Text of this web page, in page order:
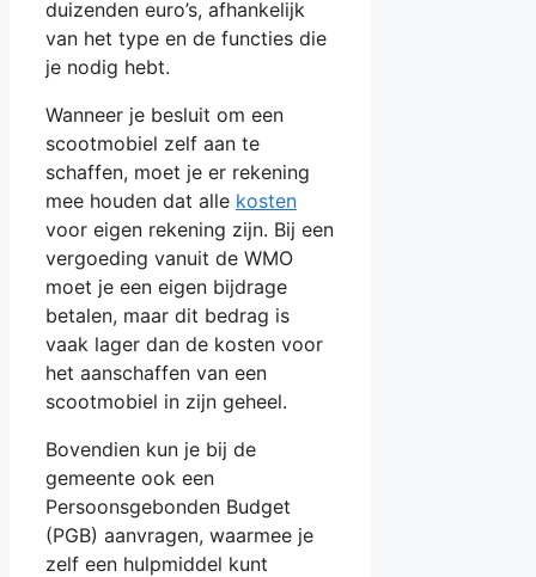
duizenden euro’s, afhankelijk
van het type en de functies die
je nodig hebt.
Wanneer je besluit om een
scootmobiel zelf aan te
schaffen, moet je er rekening
mee houden dat alle kosten
voor eigen rekening zijn. Bij een
vergoeding vanuit de WMO
moet je een eigen bijdrage
betalen, maar dit bedrag is
vaak lager dan de kosten voor
het aanschaffen van een
scootmobiel in zijn geheel.
Bovendien kun je bij de
gemeente ook een
Persoonsgebonden Budget
(PGB) aanvragen, waarmee je
zelf een hulpmiddel kunt